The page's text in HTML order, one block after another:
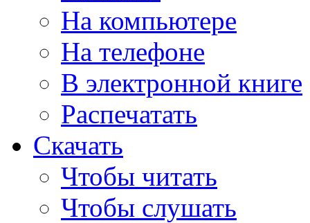
На компьютере
На телефоне
В электронной книге
Распечатать
Скачать
Чтобы читать
Чтобы слушать